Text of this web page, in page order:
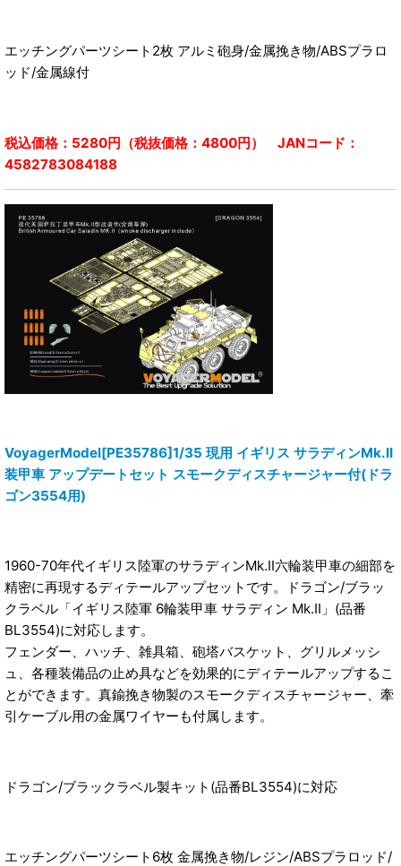
エッチングパーツシート2枚 アルミ砲身/金属挽き物/ABSプラロ
ッド/金属線付
税込価格：5280円（税抜価格：4800円） JANコード：
4582783084188
VoyagerModel[PE35786]1/35 現用 イギリス サラディンMk.II
装甲車 アップデートセット スモークディスチャージャー付(ドラ
ゴン3554用)
1960-70年代イギリス陸軍のサラディンMk.II六輪装甲車の細部を
精密に再現するディテールアップセットです。ドラゴン/ブラッ
クラベル「イギリス陸軍 6輪装甲車 サラディン Mk.II」(品番
BL3554)に対応します。
フェンダー、ハッチ、雑具箱、砲塔バスケット、グリルメッシ
ュ、各種装備品の止め具などを効果的にディテールアップするこ
とができます。真鍮挽き物製のスモークディスチャージャー、牽
引ケーブル用の金属ワイヤーも付属します。
ドラゴン/ブラックラベル製キット(品番BL3554)に対応
エッチングパーツシート6枚 金属挽き物/レジン/ABSプラロッド/